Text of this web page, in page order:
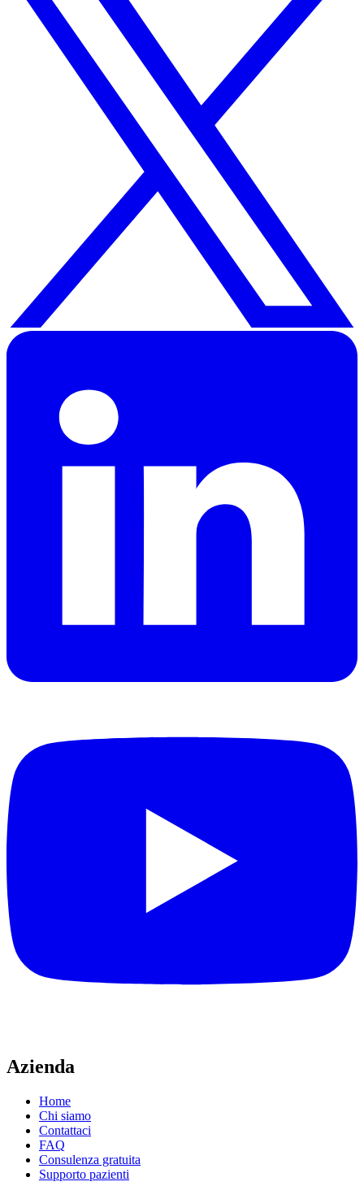
Azienda
Home
Chi siamo
Contattaci
FAQ
Consulenza gratuita
Supporto pazienti